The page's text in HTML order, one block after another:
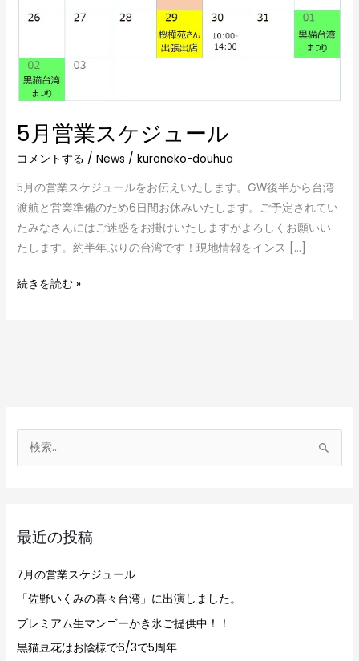
5月営業スケジュール
コメントする /News /kuroneko-douhua
5月の営業スケジュールをお伝えいたします。GW後半から台湾
渡航と営業準備のため6日間お休みいたします。ご予定されてい
たみなさんにはご迷惑をお掛けいたしますがよろしくお願いい
たします。約半年ぶりの台湾です！現地情報をインス […]
続きを読む »
索
:最近の投稿
7月の営業スケジュール
「佐野いくみの喜々台湾」に出演しました。
プレミアム生マンゴーかき氷ご提供中！！
黒猫豆花はお陰様で6/3で5周年